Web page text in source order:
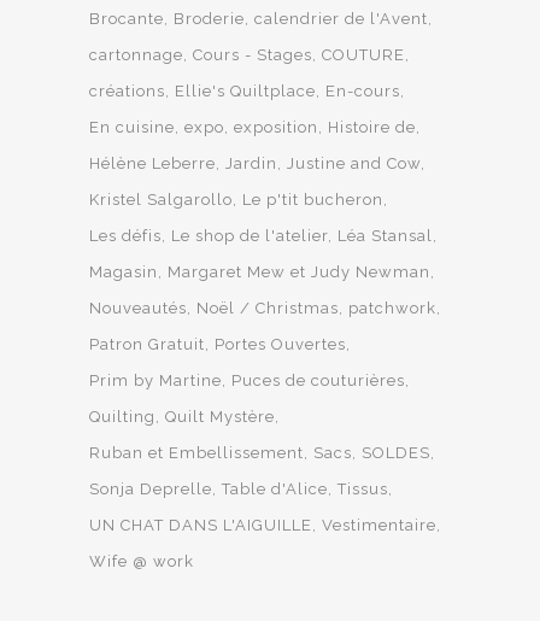
Brocante
Broderie calendrier de l'Avent
cartonnage Cours - Stages COUTURE
créations
Ellie's Quiltplace
En-cours
En cuisine expo exposition
Histoire de
Hélène Leberre Jardin
Justine and Cow
Kristel Salgarollo
Le p'tit bucheron
Les défis
Le shop de l'atelier Léa Stansal
Magasin
Margaret Mew et Judy Newman
Nouveautés
Noël / Christmas
patchwork
Patron Gratuit
Portes Ouvertes
Prim by Martine
Puces de couturières
Quilting
Quilt Mystère
Ruban et Embellissement
Sacs
SOLDES
Sonja Deprelle Table d'Alice Tissus
UN CHAT DANS L'AIGUILLE Vestimentaire
Wife @ work